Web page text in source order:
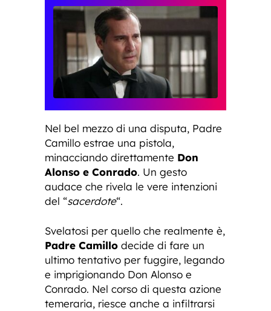
Nel bel mezzo di una disputa, Padre
Camillo estrae una pistola,
minacciando direttamente Don
Alonso e Conrado. Un gesto
audace che rivela le vere intenzioni
del “sacerdote“.
Svelatosi per quello che realmente è,
Padre Camillo decide di fare un
ultimo tentativo per fuggire, legando
e imprigionando Don Alonso e
Conrado. Nel corso di questa azione
temeraria, riesce anche a infiltrarsi